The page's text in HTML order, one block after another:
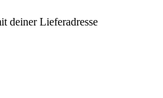
deiner Lieferadresse